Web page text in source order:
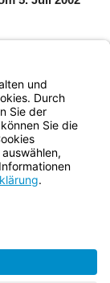
in der
2002 (GVBl. S.
Gesetz vom
ist